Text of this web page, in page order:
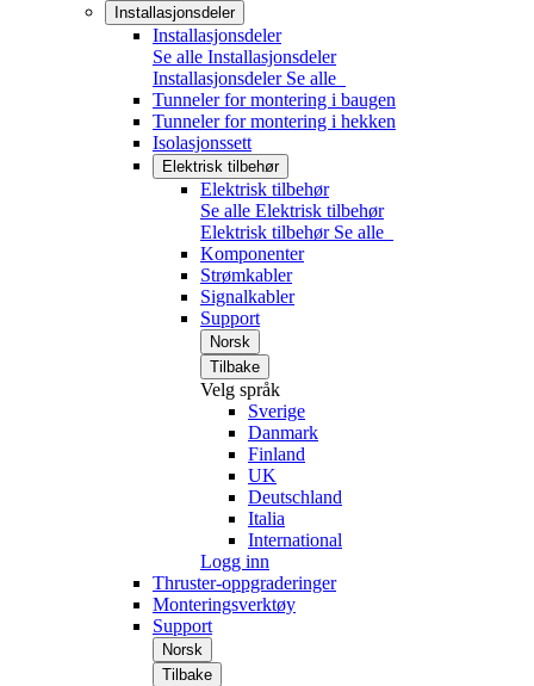
Installasjonsdeler
Installasjonsdeler
Se alle Installasjonsdeler
Installasjonsdeler Se alle
Tunneler for montering i baugen
Tunneler for montering i hekken
Isolasjonssett
Elektrisk tilbehør
Elektrisk tilbehør
Se alle Elektrisk tilbehør
Elektrisk tilbehør Se alle
Komponenter
Strømkabler
Signalkabler
Support
Norsk
Tilbake
Velg språk
Sverige
Danmark
Finland
UK
Deutschland
Italia
International
Logg inn
Thruster-oppgraderinger
Monteringsverktøy
Support
Norsk
Tilbake